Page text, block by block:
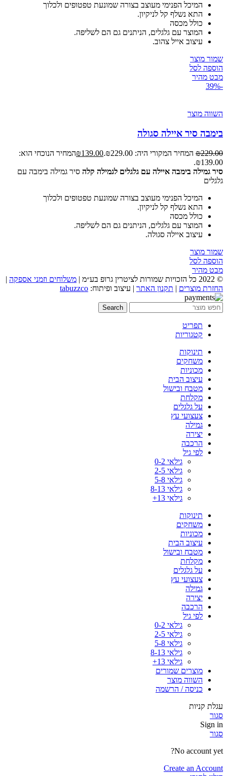
המיכל הפנימי מעוצב בצורה שמונעת טפטופים ולכלוך
התא נשלף קל לניקיון.
כולל מכסה
המוצר עם גלגלים, הניתנים גם הם לשליפה.
עיצוב אייל צהוב.
שמור מוצר
הוספה לסל
מבט מהיר
-39%
השווה מוצר
בימבה סיר איילה סגולה
₪229.00 המחיר המקורי היה: ₪229.00. ₪139.00
המחיר הנוכחי הוא:
₪139.00.
סיר גמילה בימבה איילה עם גלגלים לגמילה קלה סיר גמילה בימבה עם
גלגלים
המיכל הפנימי מעוצב בצורה שמונעת טפטופים ולכלוך
התא נשלף קל לניקיון.
כולל מכסה
המוצר עם גלגלים, הניתנים גם הם לשליפה.
עיצוב איילה סגולה.
שמור מוצר
הוספה לסל
מבט מהיר
© 2022 כל הזכויות שמורות לציטרין גרופ בע״מ |
משלוחים וזמני אספקה |
החזרת מוצרים | תקנון האתר | עיצוב ופיתוח: tabuzzco
Search
תפריט
קטגוריות
תינוקות
משחקים
מכוניות
עיצוב הבית
מטבח ובישול
מקלחת
על גלגלים
צעצועי עץ
גמילה
יצירה
הרכבה
לפי גיל
גילאי 0-2
גילאי 2-5
גילאי 5-8
גילאי 8-13
גילאי 13+
תינוקות
משחקים
מכוניות
עיצוב הבית
מטבח ובישול
מקלחת
על גלגלים
צעצועי עץ
גמילה
יצירה
הרכבה
לפי גיל
גילאי 0-2
גילאי 2-5
גילאי 5-8
גילאי 8-13
גילאי 13+
מוצרים שמורים
השווה מוצר
כניסה / הרשמה
עגלת קניות
סגור
Sign in
סגור
No account yet?
Create an Account